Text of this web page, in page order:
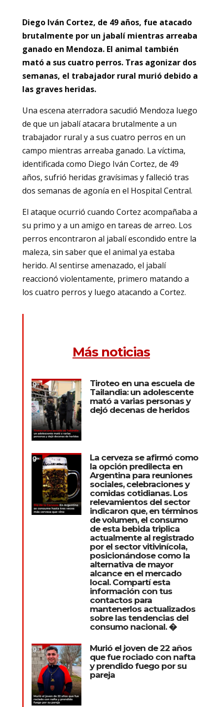
Diego Iván Cortez, de 49 años, fue atacado
brutalmente por un jabalí mientras arreaba
ganado en Mendoza. El animal también
mató a sus cuatro perros. Tras agonizar dos
semanas, el trabajador rural murió debido a
las graves heridas.
Una escena aterradora sacudió Mendoza luego
de que un jabalí atacara brutalmente a un
trabajador rural y a sus cuatro perros en un
campo mientras arreaba ganado. La víctima,
identificada como Diego Iván Cortez, de 49
años, sufrió heridas gravísimas y falleció tras
dos semanas de agonía en el Hospital Central.
El ataque ocurrió cuando Cortez acompañaba a
su primo y a un amigo en tareas de arreo. Los
perros encontraron al jabalí escondido entre la
maleza, sin saber que el animal ya estaba
herido. Al sentirse amenazado, el jabalí
reaccionó violentamente, primero matando a
los cuatro perros y luego atacando a Cortez.
Más noticias
Tiroteo en una escuela de
Tailandia: un adolescente
mató a varias personas y
dejó decenas de heridos
La cerveza se afirmó como
la opción predilecta en
Argentina para reuniones
sociales, celebraciones y
comidas cotidianas. Los
relevamientos del sector
indicaron que, en términos
de volumen, el consumo
de esta bebida triplica
actualmente al registrado
por el sector vitivinícola,
posicionándose como la
alternativa de mayor
alcance en el mercado
local. Compartí esta
información con tus
contactos para
mantenerlos actualizados
sobre las tendencias del
consumo nacional. �
Murió el joven de 22 años
que fue rociado con nafta
y prendido fuego por su
pareja